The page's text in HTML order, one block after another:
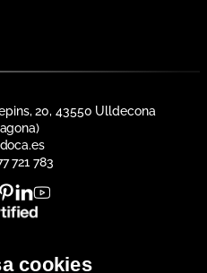
cookies
20, 43550 Ulldecona
721 783